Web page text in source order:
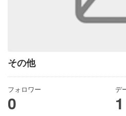
その他
フォロワー
0
デ
1